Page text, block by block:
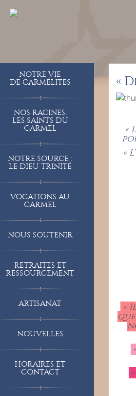
NOTRE VIE
DE CARMÉLITES
NOS RACINES,
LES SAINTS DU
CARMEL
NOTRE SOURCE :
LE DIEU TRINITÉ
VOCATIONS AU
CARMEL
NOUS SOUTENIR
RETRAITES ET
RESSOURCEMENT
ARTISANAT
NOUVELLES
HORAIRES ET
CONTACT
«
«
«
«